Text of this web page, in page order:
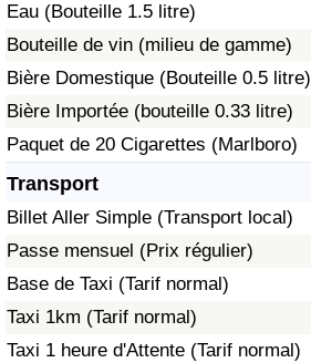
Eau (Bouteille 1.5 litre)
Bouteille de vin (milieu de gamme)
Bière Domestique (Bouteille 0.5 litre)
Bière Importée (bouteille 0.33 litre)
Paquet de 20 Cigarettes (Marlboro)
Transport
Billet Aller Simple (Transport local)
Passe mensuel (Prix régulier)
Base de Taxi (Tarif normal)
Taxi 1km (Tarif normal)
Taxi 1 heure d'Attente (Tarif normal)
Indice de Trafic
Indice de Trafic (Actuel)
Indice de Trafic par Pays